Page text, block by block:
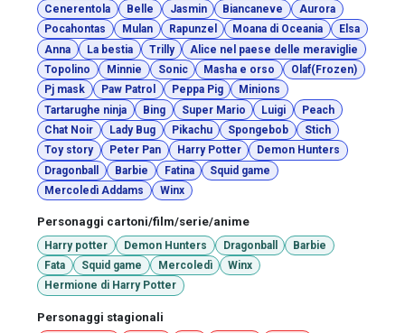
Cenerentola
Belle Jasmin Biancaneve
Aurora
Pocahontas
Mulan Rapunzel Moana di Oceania
Elsa
Anna
La bestia Trilly
Alice nel paese delle meraviglie
Topolino
Minnie Sonic Masha e orso
Olaf(Frozen)
Pj mask
Paw Patrol Peppa Pig
Minions
Tartarughe ninja
Bing Super Mario Luigi
Peach
Chat Noir
Lady Bug Pikachu Spongebob
Stich
Toy story
Peter Pan Harry Potter
Demon Hunters
Dragonball
Barbie Fatina
Squid game
Mercoledì Addams
Winx
Personaggi cartoni/film/serie/anime
Harry potter Demon Hunters Dragonball
Barbie
Fata
Squid game Mercoledì
Winx
Hermione di Harry Potter
Personaggi stagionali